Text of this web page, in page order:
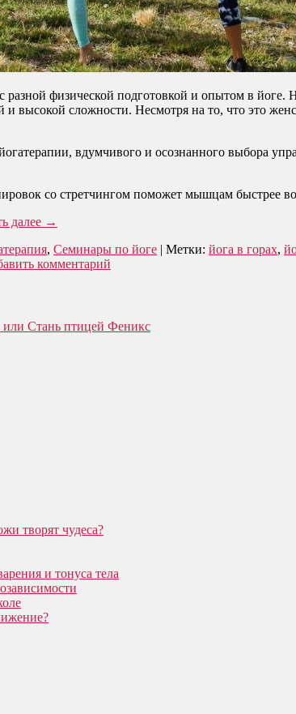
физической подготовкой и опытом в йоге.
сложности. Несмотря на то, что это
вдумчивого и осознанного выбора
со стретчингом поможет мышцам быстрее
далее →
, Семинары по йоге | Метки: йога в горах,
комментарий
творят чудеса?
и тонуса тела